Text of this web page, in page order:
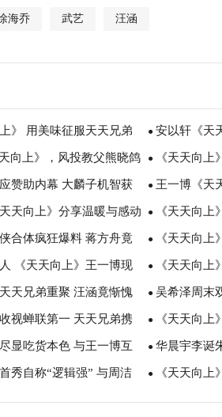
海乔 武艺 汪涵
》 用美味征服天天兄弟 ● 安以轩《天
节小烦恼
向上》，风投教父熊晓鸽 ● 《天天向
呆萌
赞助内幕 大麟子机智获 ● 王一博《天
切磋球技热血
天向上》分享温暖与感动 ● 《天天向
感受成长
合体疯狂爆料 蒋方舟竟 ● 《天天向
力”传承民乐
《天天向上》王一博现 ● 《天天向
向上力
天兄弟重聚 汪涵竟惭愧 ● 吴希泽周末
上》接连献唱
视蝉联第一 天天兄弟携 ● 《天天向
天天兄弟携
显吃货本色 与王一博互 ● 华晨宇李诞
会“演”伪装
秀自称“逻辑强” 与周洁 ● 《天天向
李诞将“加入”